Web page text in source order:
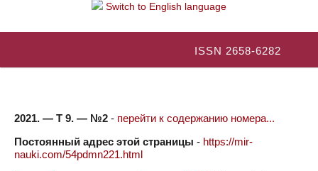
Switch to English language
ISSN 2658-6282
2021. — Т 9. — №2 - перейти к содержанию номера...
Постоянный адрес этой страницы - https://mir-
nauki.com/54pdmn221.html